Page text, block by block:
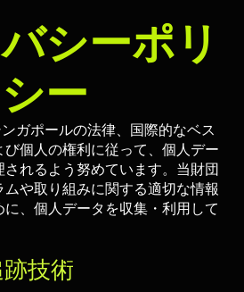
シーポリ
シー
ガポールの法律、国際的なベス
び個人の権利に従って、個人デー
れるよう努めています。当財団
や取り組みに関する適切な情報
、個人データを収集・利用して
技術